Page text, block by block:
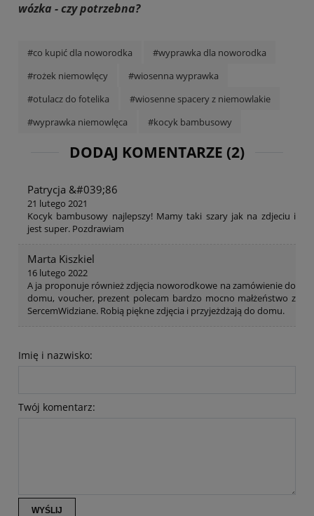
wózka - czy potrzebna?
#co kupić dla noworodka
#wyprawka dla noworodka
#rożek niemowlęcy
#wiosenna wyprawka
#otulacz do fotelika
#wiosenne spacery z niemowlakie
#wyprawka niemowlęca
#kocyk bambusowy
DODAJ KOMENTARZE (2)
Patrycja &#039;86
21 lutego 2021
Kocyk bambusowy najlepszy! Mamy taki szary jak na zdjeciu i
jest super. Pozdrawiam
Marta Kiszkiel
16 lutego 2022
A ja proponuje również zdjęcia noworodkowe na zamówienie do
domu, voucher, prezent polecam bardzo mocno małżeństwo z
SercemWidziane. Robią piękne zdjęcia i przyjeżdżają do domu.
Imię i nazwisko:
Twój komentarz:
WYŚLIJ